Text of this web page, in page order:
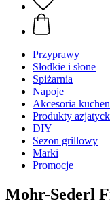
Przyprawy
Słodkie i słone
Spiżarnia
Napoje
Akcesoria
Produkty
DIY
Sezon grillowy
Marki
Promocje
Mohr-Sederl